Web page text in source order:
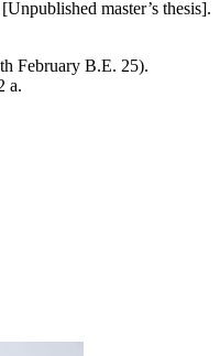
master’s thesis].
February B.E. 25).
a.